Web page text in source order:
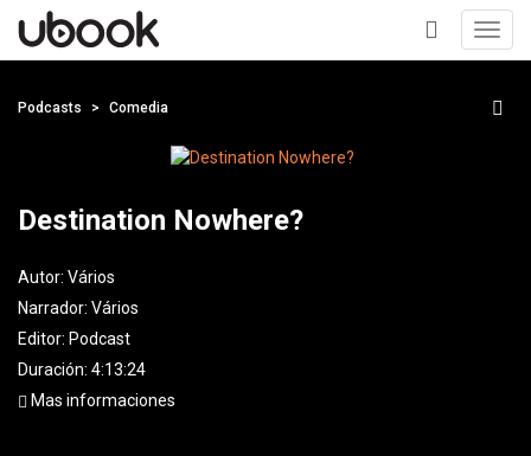
+
Podcasts Comedia
Destination Nowhere?
Autor: Vários
Narrador: Vários
Editor: Podcast
Duración: 4:13:24
Mas informaciones